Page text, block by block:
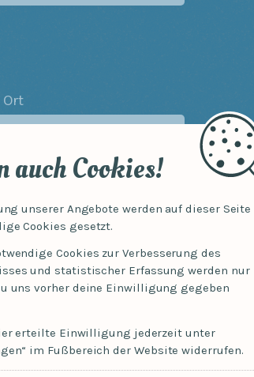
auch Cookies!
unserer Angebote werden auf dieser Seite
Cookies gesetzt.
Cookies zur Verbesserung des
und statistischer Erfassung werden nur
uns vorher deine Einwilligung gegeben
erteilte Einwilligung jederzeit unter
im Fußbereich der Website widerrufen.